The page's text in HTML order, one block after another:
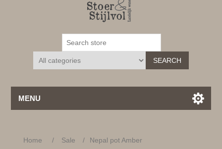
SEARCH
MENU
Home / Sale / Nepal pot Amber